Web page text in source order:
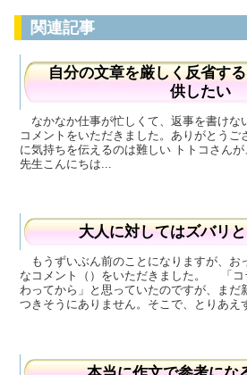
関連記事
自分の文章を厳しく反省す
供したい
なかなか仕事が忙しくて、返事を書けな
コメントをいただきました。ありがとうご
に気持ちを伝えるのは難しい トトコさん
先生こんにちは...
大人に対してはズバリ
もうずいぶん前のことになりますが、お
なコメント（）をいただきました。 「コ
わってから」と思っていたのですが、まだ
つきそうにありません。そこで、とりあえ